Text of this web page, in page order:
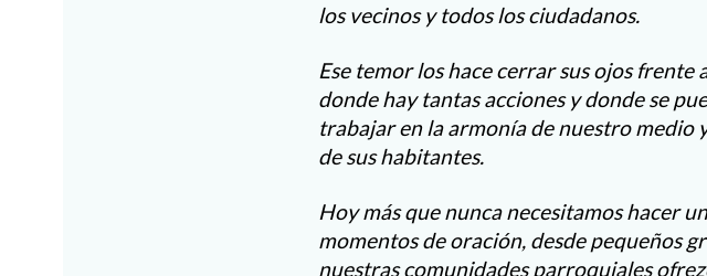
los vecinos y todos los ciudadanos.
Ese temor los hace cerrar sus ojos frente
donde hay tantas acciones y donde se
trabajar en la armonía de nuestro medio
de sus habitantes.
Hoy más que nunca necesitamos hacer
momentos de oración, desde pequeños
nuestras comunidades parroquiales